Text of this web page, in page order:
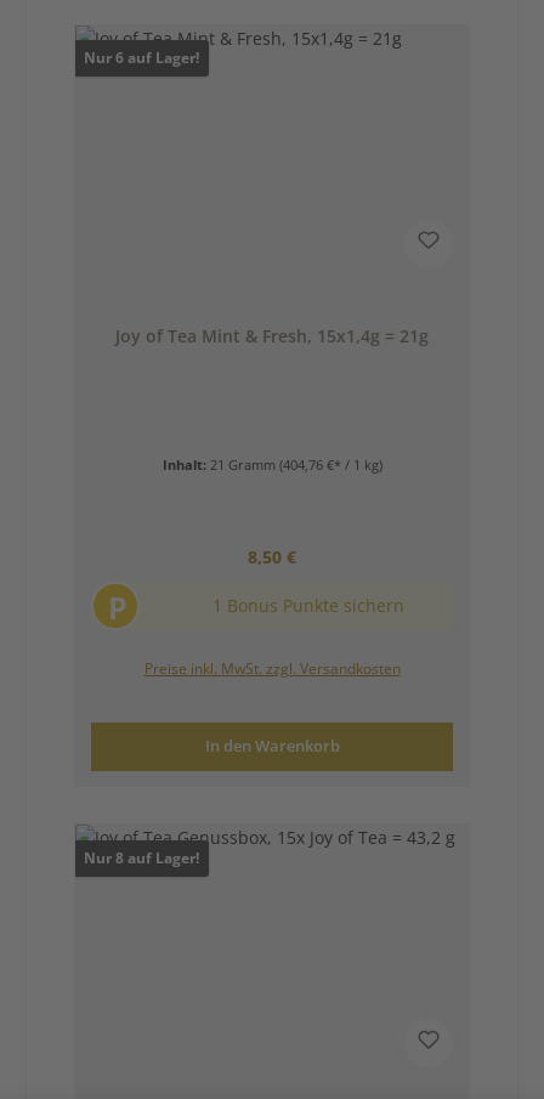
Nur 6 auf Lager!
Joy of Tea Mint & Fresh, 15x1,4g = 21g
Inhalt: 21 Gramm (404,76 €* / 1 kg)
Regulärer Preis:
8,50 €
P 1 Bonus Punkte sichern
Preise inkl. MwSt. zzgl. Versandkosten
In den Warenkorb
Nur 8 auf Lager!